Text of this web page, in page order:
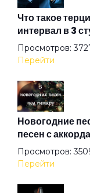
The Wind
Up In Smoke
Winter
Что такое
интервал в 3
Просмотров:
Перейти
Новогодние
песен с
Просмотров:
Перейти